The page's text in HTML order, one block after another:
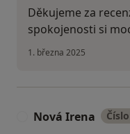
Děkujeme za
spokojenosti si
1. března 2025
Nová Irena